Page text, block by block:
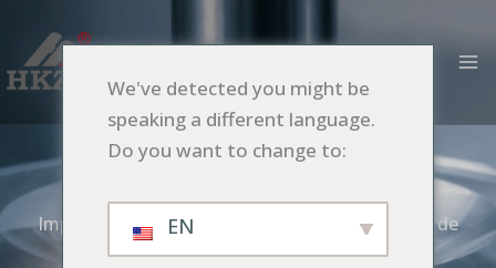
contenido
Importância da Moagem Ultrafina na
Produção de Pesticidas
Importância da Moagem Ultrafina na Produção de
Pesticidas
We've detected you might be
speaking a different language.
Do you want to change to:
EN